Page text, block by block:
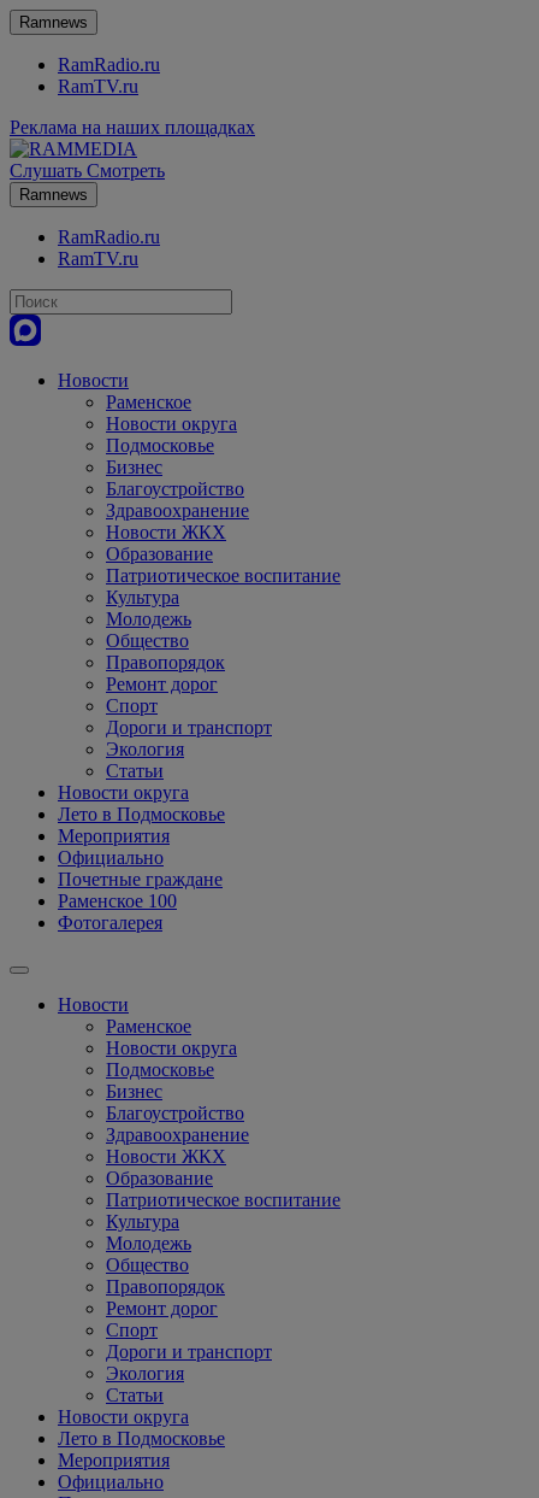
Ramnews
RamRadio.ru
RamTV.ru
Реклама на наших площадках
Слушать Смотреть
Ramnews
RamRadio.ru
RamTV.ru
Новости
Раменское
Новости округа
Подмосковье
Бизнес
Благоустройство
Здравоохранение
Новости ЖКХ
Образование
Патриотическое воспитание
Культура
Молодежь
Общество
Правопорядок
Ремонт дорог
Спорт
Дороги и транспорт
Экология
Статьи
Новости округа
Лето в Подмосковье
Мероприятия
Официально
Почетные граждане
Раменское 100
Фотогалерея
Новости
Раменское
Новости округа
Подмосковье
Бизнес
Благоустройство
Здравоохранение
Новости ЖКХ
Образование
Патриотическое воспитание
Культура
Молодежь
Общество
Правопорядок
Ремонт дорог
Спорт
Дороги и транспорт
Экология
Статьи
Новости округа
Лето в Подмосковье
Мероприятия
Официально